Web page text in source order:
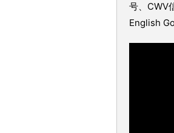
号、CWV
English